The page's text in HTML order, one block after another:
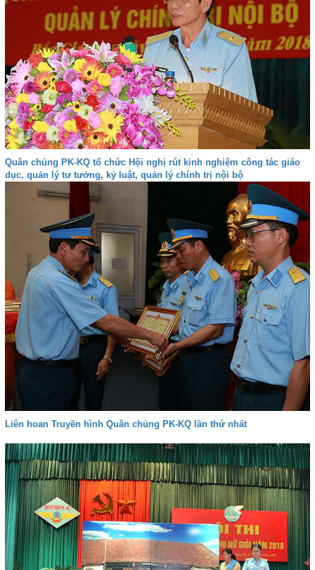
Quân chủng PK-KQ tổ chức Hội nghị rút kinh nghiệm công tác giáo
dục, quản lý tư tưởng, kỷ luật, quản lý chính trị nội bộ
Liên hoan Truyền hình Quân chủng PK-KQ lần thứ nhất